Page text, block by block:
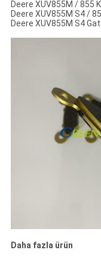
Deere XUV855M / 855
Deere XUV855M S4 /
Deere XUV855M S4
Daha fazla ürün